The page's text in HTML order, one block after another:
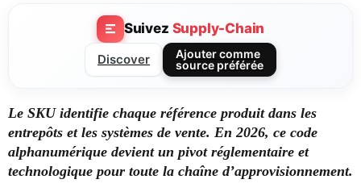
Suivez Supply-Chain
Discover
Ajouter comme
source préférée
Le SKU identifie chaque référence produit dans les
entrepôts et les systèmes de vente. En 2026, ce code
alphanumérique devient un pivot réglementaire et
technologique pour toute la chaîne d’approvisionnement.